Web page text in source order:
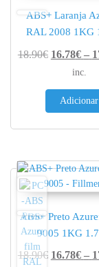
ABS+ Laranja
RAL 2008 1KG
18.90€ 16.78€ –
inc.
Adicionar
ABS+ Preto
9005 1KG
18.90€ 16.78€ –